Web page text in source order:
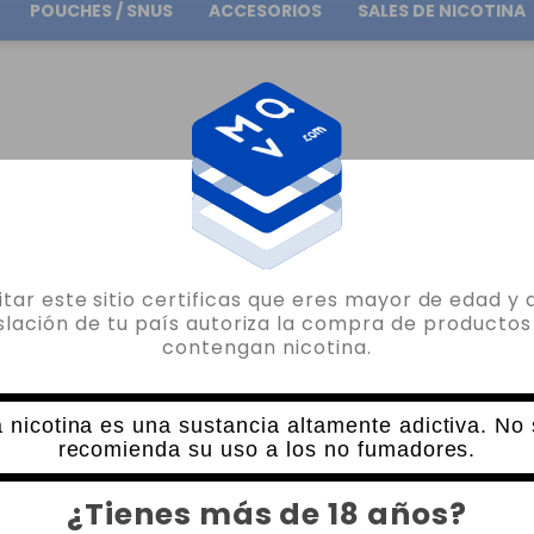
este sitio certificas que eres mayor de edad y
de tu país autoriza la compra de productos
contengan nicotina.
nicotina es una sustancia altamente adictiva. No
recomienda su uso a los no fumadores.
¿Tienes más de 18 años?
Envío gratuito en pedidos superiores a 30.00€
POUCHES / SNUS ACCESORIOS SALES DE NICOTINA
AROMAS OIL4VAP
OIL4VAP
AROMA BERRIFY 30ML OIL4VAP
3 VALORACIONES
15,35€
CANTIDAD
- +